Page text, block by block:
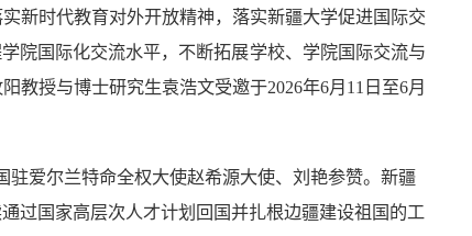
新时代教育对外开放精神，落实新疆大学促进国际交
院国际化交流水平，不断拓展学校、学院国际交流与
教授与博士研究生袁浩文受邀于2026年6月 11 日至6月
爱尔兰特命全权大使赵希源大使、刘艳参赞。新疆
过国家高层次人才计划回国并扎根边疆建设祖国的工